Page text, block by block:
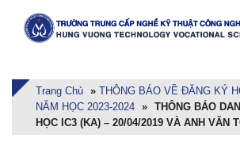
Trang Chủ » THÔNG BÁO VỀ ĐĂNG KÝ
NĂM HỌC 2023-2024 » THÔNG BÁO
HỌC IC3 (KA) – 20/04/2019 VÀ ANH VĂN